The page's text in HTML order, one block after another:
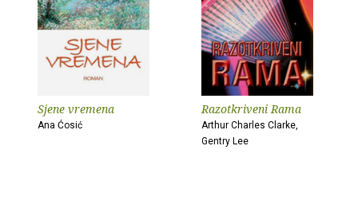
Sjene vremena
Ana Ćosić
Razotkriveni Rama
Arthur Charles Clarke,
Gentry Lee